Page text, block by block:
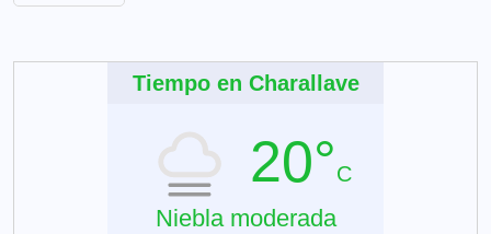
Tiempo en Charallave
20°C
Niebla moderada